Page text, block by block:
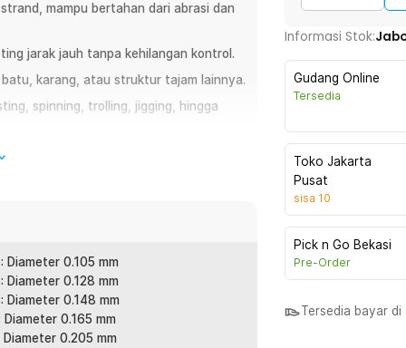
mampu bertahan dari abrasi dan
jarak jauh tanpa kehilangan kontrol.
karang, atau struktur tajam lainnya.
spinning, trolling, jigging, hingga
yang berarus deras.
putus. Gunakan senar pancing PE
performa stabil saat casting maupun
profesional.
Diameter 0.105 mm
Diameter 0.128 mm
Diameter 0.148 mm
Diameter 0.165 mm
Diameter 0.205 mm
Informasi Stok:
Gudang Online
Tersedia
Toko Jakarta
Pusat
sisa 10
Pick n Go Bekasi
Pre-Order
Tersedia bayar